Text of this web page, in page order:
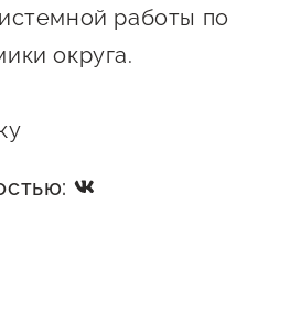
услуг в
сфере
работы по
округа.